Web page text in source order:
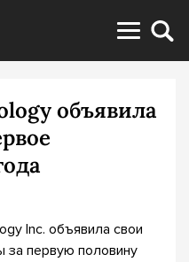
объявила
Inc. объявила свои
за первую половину